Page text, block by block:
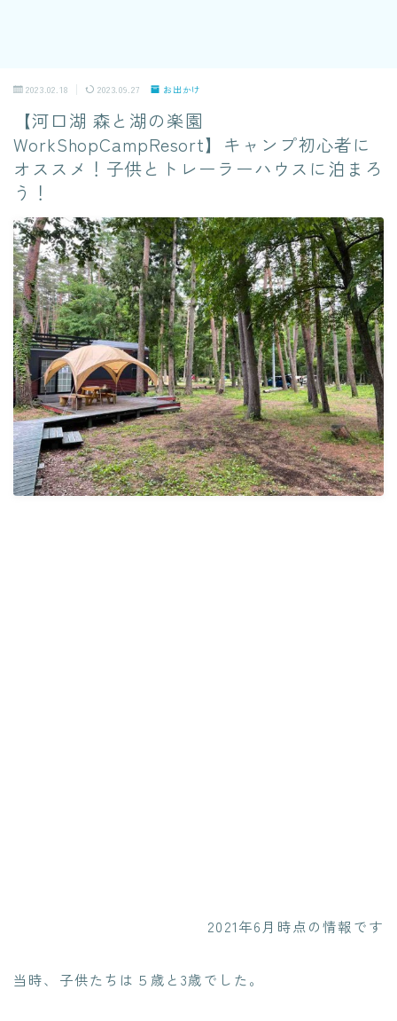
2023.02.18 2023.09.27 お出かけ
【河口湖 森と湖の楽園
WorkShopCampResort】キャンプ初心者に
オススメ！子供とトレーラーハウスに泊まろ
う！
2021年6月時点の情報です
当時、子供たちは５歳と3歳でした。